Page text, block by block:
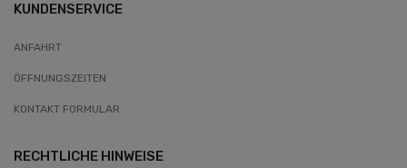
KUNDENSERVICE
ANFAHRT
ÖFFNUNGSZEITEN
KONTAKT FORMULAR
RECHTLICHE HINWEISE